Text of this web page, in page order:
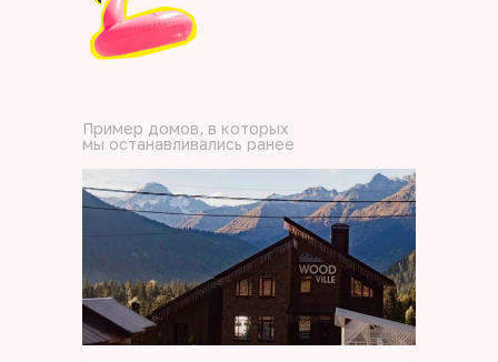
Пример домов, в которых
мы останавливались ранее